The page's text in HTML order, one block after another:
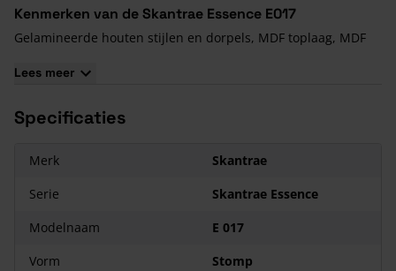
Kenmerken van de Skantrae Essence E017
Gelamineerde houten stijlen en dorpels, MDF toplaag, MDF
Facetprofielen, MDF paneel met scherp afgeronde
Stijlbreedte van 115 mm inclusief profiel. 231,5 cm: 130 mm
Wit voorbehandeld, dus gemakkelijk af te lakken
Maatwerk niet leverbaar
Paumelleboringen in opdekdeuren voorgeboord
Lees meer
Specificaties
Merk
Skantrae
Serie
Skantrae Essence
Modelnaam
E 017
Vorm
Stomp